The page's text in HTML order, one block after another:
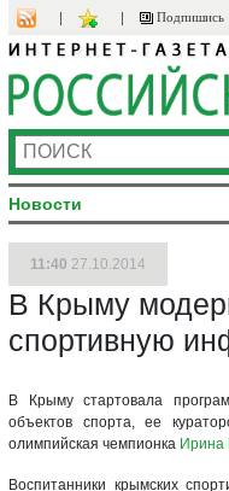
Подпишись
Новости
11:40 27.10.2014
В Крыму
спортивную
В Крыму стартовала
объектов спорта, ее
олимпийская чемпионка Ирина
Воспитанники крымских